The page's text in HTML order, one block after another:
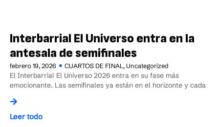
Interbarrial El Universo entra en la
antesala de semifinales
febrero 19, 2026 CUARTOS DE FINAL ,Uncategorized
El Interbarrial El Universo 2026 entra en su fase más
emocionante. Las semifinales ya están en el horizonte y cada
Leer todo